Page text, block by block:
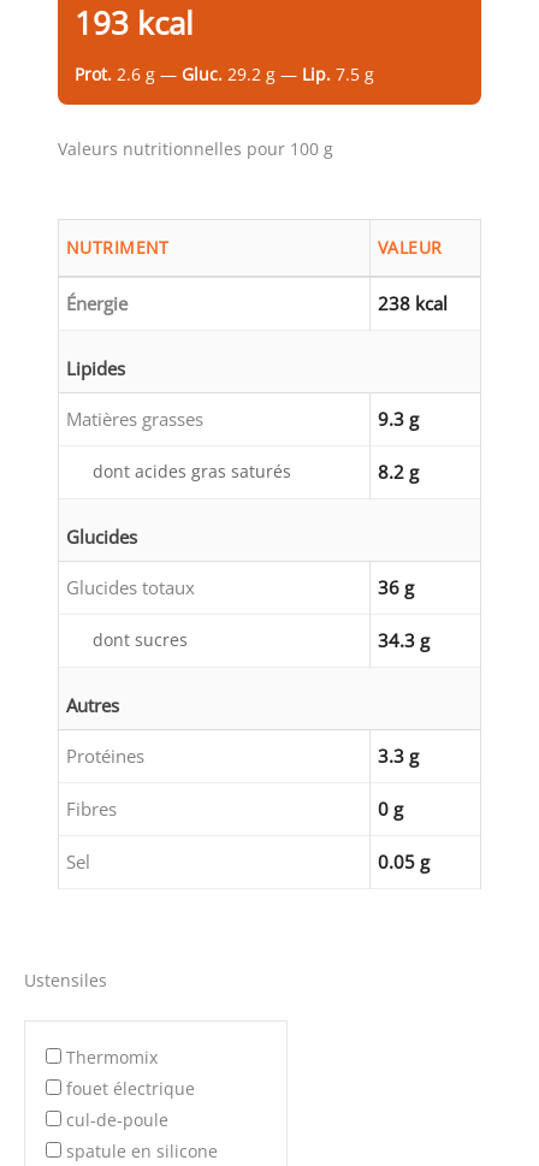
193 kcal
Prot. 2.6 g — Gluc. 29.2 g — Lip. 7.5 g
Valeurs nutritionnelles pour 100 g
NUTRIMENT VALEUR
Énergie 238 kcal
Lipides
Matières grasses 9.3 g
dont acides gras saturés 8.2 g
Glucides
Glucides totaux 36 g
dont sucres 34.3 g
Autres
Protéines 3.3 g
Fibres 0 g
Sel 0.05 g
Ustensiles
Thermomix
fouet électrique
cul-de-poule
spatule en silicone